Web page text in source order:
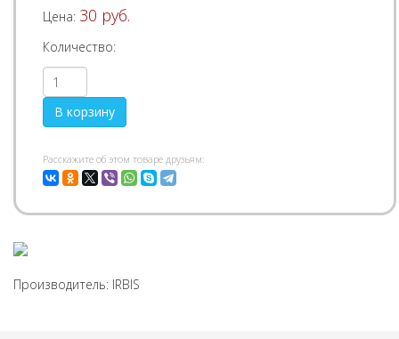
Цена: 30 руб.
Количество:
Pасскажите об этом товаре друзьям:
Производитель: IRBIS